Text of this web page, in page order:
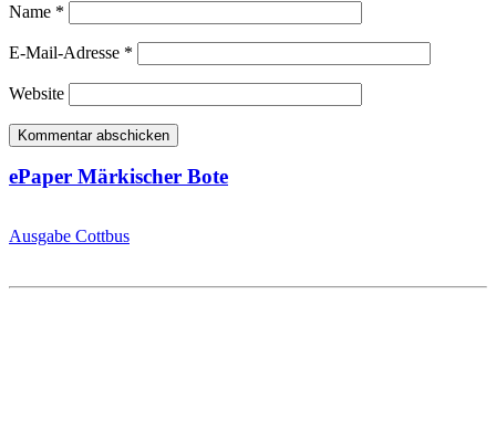
Name *
E-Mail-Adresse *
Website
ePaper Märkischer Bote
Ausgabe Cottbus